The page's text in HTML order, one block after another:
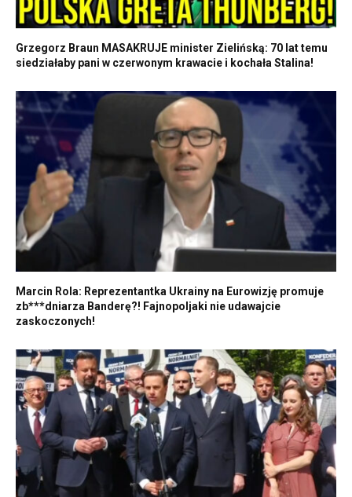
Grzegorz Braun MASAKRUJE minister Zielińską: 70 lat temu
siedziałaby pani w czerwonym krawacie i kochała Stalina!
Marcin Rola: Reprezentantka Ukrainy na Eurowizję promuje
zb***dniarza Banderę?! Fajnopoljaki nie udawajcie
zaskoczonych!